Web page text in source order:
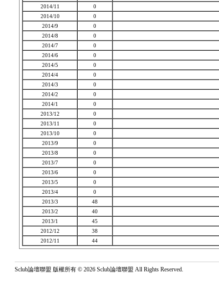
2014/11
0
2014/10
0
2014/9
0
2014/8
0
2014/7
0
2014/6
0
2014/5
0
2014/4
0
2014/3
0
2014/2
0
2014/1
0
2013/12
0
2013/11
0
2013/10
0
2013/9
0
2013/8
0
2013/7
0
2013/6
0
2013/5
0
2013/4
0
2013/3
48
2013/2
40
2013/1
45
2012/12
38
2012/11
44
Sclub論壇聯盟 版權所有 © 2026 Sclub論壇聯盟 All Rights Reserved.